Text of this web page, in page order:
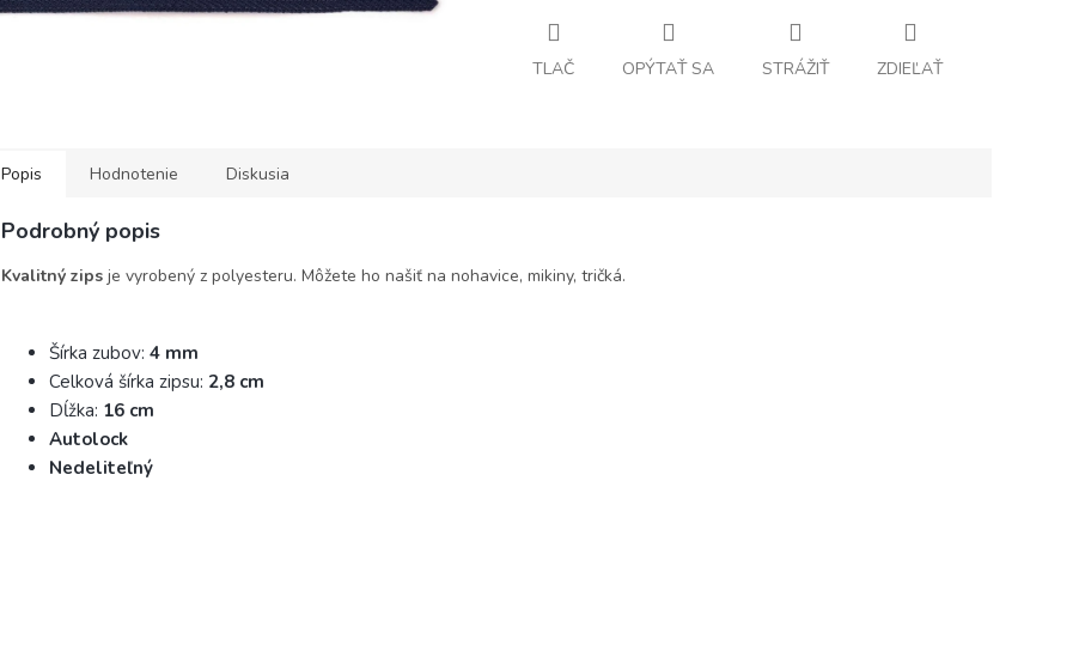
TLAČ OPÝTAŤ SA STRÁŽIŤ ZDIEĽAŤ
Popis Hodnotenie Diskusia
Podrobný popis
Kvalitný zips je vyrobený z polyesteru. Môžete ho našiť na nohavice, mikiny, tričká.
Šírka zubov: 4 mm
Celková šírka zipsu: 2,8 cm
Dĺžka: 16 cm
Autolock
Nedeliteľný